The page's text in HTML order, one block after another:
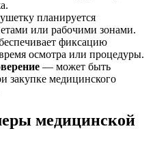
планируется
или рабочими зонами.
фиксацию
осмотра или процедуры.
— может быть
закупке медицинского
медицинской